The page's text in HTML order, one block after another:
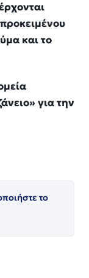
και το
για την
το